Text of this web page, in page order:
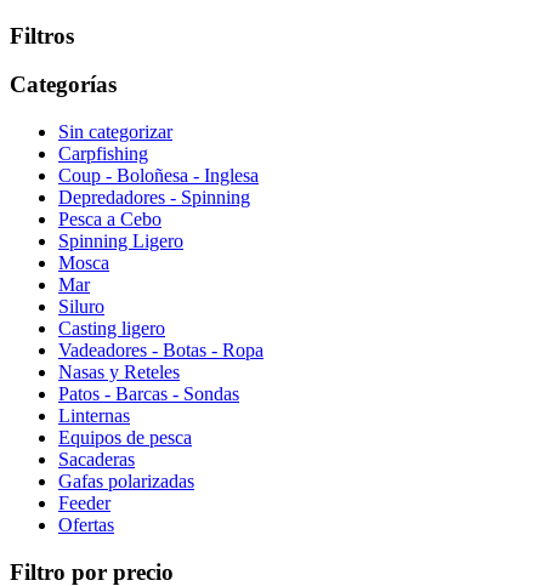
Filtros
Categorías
Sin categorizar
Carpfishing
Coup - Boloñesa - Inglesa
Depredadores - Spinning
Pesca a Cebo
Spinning Ligero
Mosca
Mar
Siluro
Casting ligero
Vadeadores - Botas - Ropa
Nasas y Reteles
Patos - Barcas - Sondas
Linternas
Equipos de pesca
Sacaderas
Gafas polarizadas
Feeder
Ofertas
Filtro por precio